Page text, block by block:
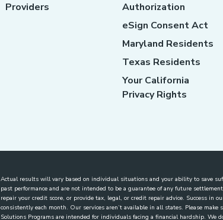
Providers
Authorization
eSign Consent Act
Maryland Residents
Texas Residents
Your California
Privacy Rights
Actual results will vary based on individual situations and your ability to save
past performance and are not intended to be a guarantee of any future
repair your credit score, or provide tax, legal, or credit repair advice. Success
consistently each month. Our services aren’t available in all states. Please
Solutions Programs are intended for individuals facing a financial hardship.